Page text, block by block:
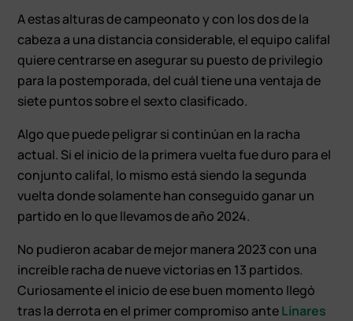
A estas alturas de campeonato y con los dos de la
cabeza a una distancia considerable, el equipo califal
quiere centrarse en asegurar su puesto de privilegio
para la postemporada, del cuál tiene una ventaja de
siete puntos sobre el sexto clasificado.
Algo que puede peligrar si continúan en la racha
actual. Si el inicio de la primera vuelta fue duro para el
conjunto califal, lo mismo está siendo la segunda
vuelta donde solamente han conseguido ganar un
partido en lo que llevamos de año 2024.
No pudieron acabar de mejor manera 2023 con una
increíble racha de nueve victorias en 13 partidos.
Curiosamente el inicio de ese buen momento llegó
tras la derrota en el primer compromiso anteLinares